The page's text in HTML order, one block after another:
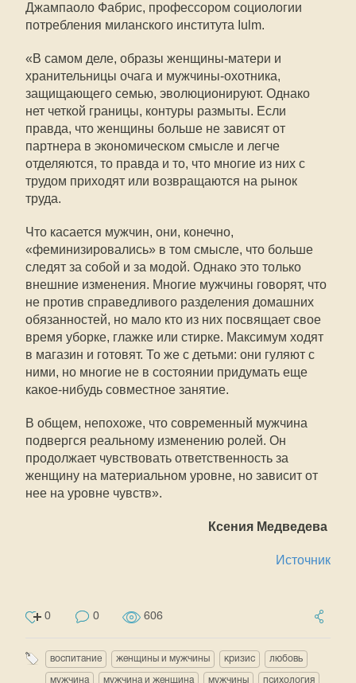
Джампаоло Фабрис, профессором социологии
потребления миланского института Iulm.
«В самом деле, образы женщины-матери и
хранительницы очага и мужчины-охотника,
защищающего семью, эволюционируют. Однако
нет четкой границы, контуры размыты. Если
правда, что женщины больше не зависят от
партнера в экономическом смысле и легче
отделяются, то правда и то, что многие из них с
трудом приходят или возвращаются на рынок
труда.
Что касается мужчин, они, конечно,
«феминизировались» в том смысле, что больше
следят за собой и за модой. Однако это только
внешние изменения. Многие мужчины говорят, что
не против справедливого разделения домашних
обязанностей, но мало кто из них посвящает свое
время уборке, глажке или стирке. Максимум ходят
в магазин и готовят. То же с детьми: они гуляют с
ними, но многие не в состоянии придумать еще
какое-нибудь совместное занятие.
В общем, непохоже, что современный мужчина
подвергся реальному изменению ролей. Он
продолжает чувствовать ответственность за
женщину на материальном уровне, но зависит от
нее на уровне чувств».
Ксения Медведева
Источник
0 0 606
воспитание женщины и мужчины кризис любовь
мужчина мужчина и женщина мужчины психология